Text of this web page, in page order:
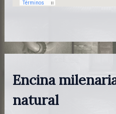
Encina
natural